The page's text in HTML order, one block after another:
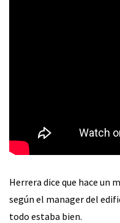
Herrera dice que hace un
según el manager del
todo estaba bien.